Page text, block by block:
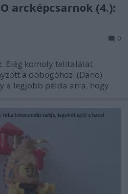
arcképcsarnok (4.):
0
Elég komoly telitalálat
a dobogóhoz. (Dano)
a legjobb példa arra, hogy ...